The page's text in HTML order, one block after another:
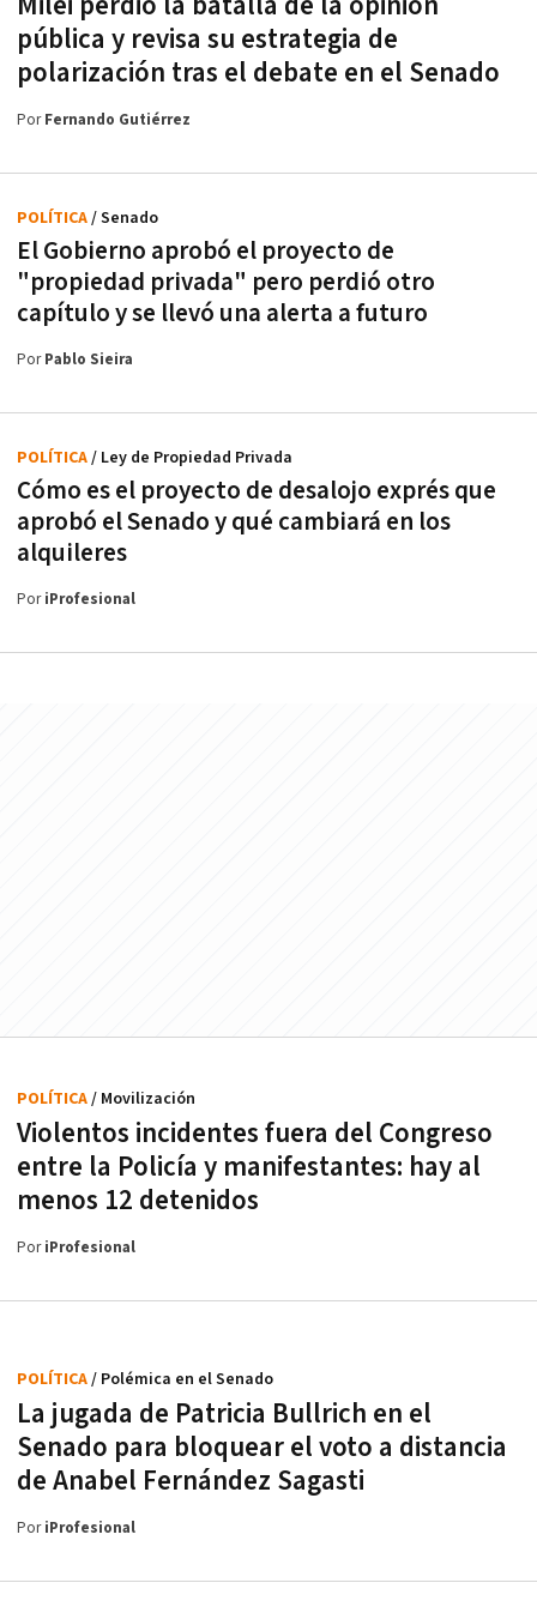
pública y revisa su estrategia de
polarización tras el debate en el Senado
PorFernando Gutiérrez
El Gobierno aprobó el proyecto de
"propiedad privada" pero perdió otro
capítulo y se llevó una alerta a futuro
POLÍTICA/ Senado
PorPablo Sieira
Cómo es el proyecto de desalojo exprés que
aprobó el Senado y qué cambiará en los
alquileres
POLÍTICA/ Ley de Propiedad Privada
PoriProfesional
Violentos incidentes fuera del Congreso
entre la Policía y manifestantes: hay al
menos 12 detenidos
POLÍTICA/ Movilización
PoriProfesional
La jugada de Patricia Bullrich en el
Senado para bloquear el voto a distancia
de Anabel Fernández Sagasti
POLÍTICA/ Polémica en el Senado
PoriProfesional